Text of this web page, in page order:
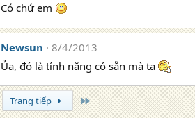
Có chứ em
Newsun
8/4/2013
Ủa, đó là tính năng có sẵn mà ta
Trang tiếp Trang cuối